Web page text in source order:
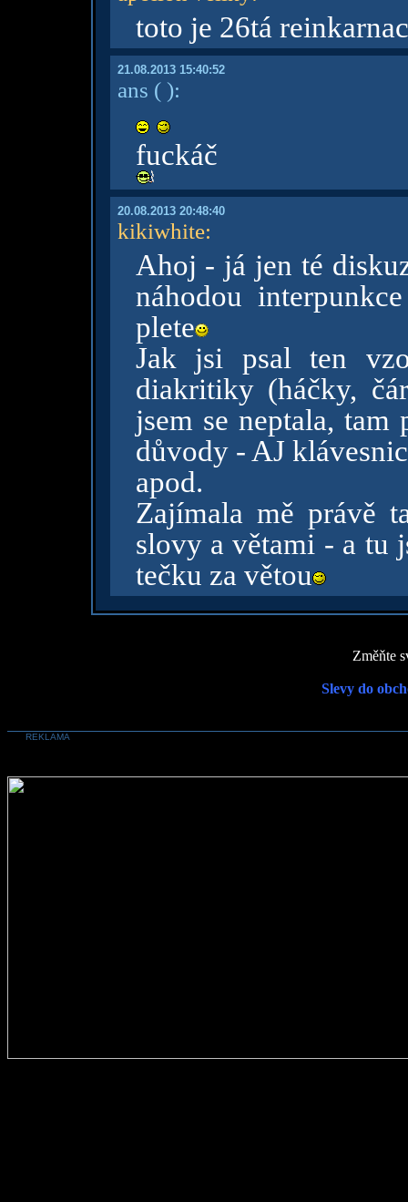
toto je 26tá
21.08.2013 15:40:52
ans ( ):
fuckáč
20.08.2013 20:48:40
kikiwhite:
Ahoj - já jen té
náhodou
plete
Jak jsi psal ten
diakritiky (háčky,
jsem se neptala,
důvody - AJ
apod.
Zajímala mě právě
slovy a větami - a tu
tečku za větou
Změňte
Slevy do
REKLAMA